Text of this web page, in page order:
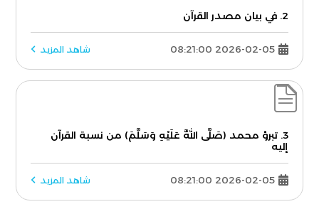
2. في بيان مصدر القرآن
2026-02-05 08:21:00 شاهد المزيد
3. تبرؤ محمد (صَلَّى اللَّهُ عَلَيْهِ وَسَلَّمَ) من نسبة القرآن
إليه
2026-02-05 08:21:00 شاهد المزيد